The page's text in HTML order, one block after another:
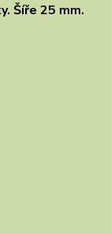
Šíře 25 mm.